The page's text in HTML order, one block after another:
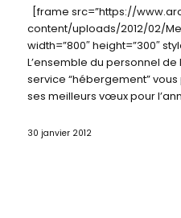
[frame src=”https://
content/uploads/2012/02/
width=”800″ height=”300″
L’ensemble du personnel
service “hébergement”
ses meilleurs vœux pour
30 janvier 2012